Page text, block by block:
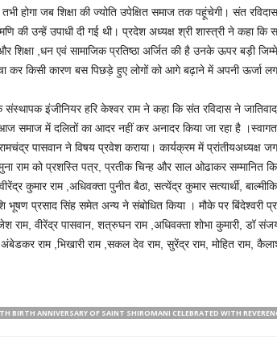
तभी होगा जब शिक्षा की ज्योति उपेक्षित समाज तक पहूंचेगी। संत
की उन्हें उपाधी दी गई थी। प्रदेश अध्यक्ष श्री शास्त्री ने कहा
,धन एवं सामाजिक प्रतिष्ठा अर्जित की है उनके ऊपर बड़ी
किसी कारण बस पिछड़े हुए लोगों को आगे बढ़ाने में अपनी ऊर्जा
इंजीनियर हरि केश्वर राम ने कहा कि संत रविदास ने
समाज में दलितों का आदर नहीं कर अनादर किया जा रहा है ।स्वागत
पासवान ने विषय प्रवेश कराया। कार्यक्रम में प्रांतीयअध्यक्ष
राम को प्रशस्ति पत्र, प्रतीक चिन्ह और साल ओढाकर सम्मानित
कुमार राम ,अधिवक्ता पुनीत बैठा, सत्येंद्र कुमार सत्यार्थी,
प्रसाद सिंह समेत अन्य ने संबोधित किया । मौके पर बिंदेश्वरी
राम, वीरेंद्र पासवान, शत्रुघन राम ,अधिवक्ता शोभा कुमारी, डॉ
राम ,भिखारी राम ,सकल देव राम, सुरेंद्र राम, मोहित राम,
BIRTH ANNIVERSARY OF SAINT SHIROMANI CELEBRATED WITH